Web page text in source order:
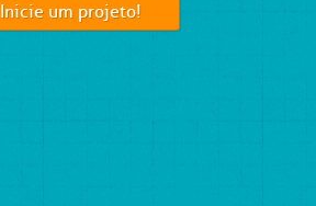
Inicie um projeto!